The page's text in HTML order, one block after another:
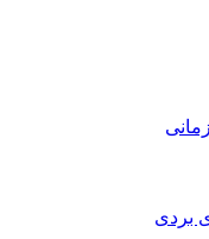
بردی